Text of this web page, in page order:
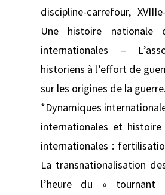
discipline-carrefour,
Une histoire nationale
internationales –
historiens à l’effort de
sur les origines de la guerre.
*Dynamiques
internationales et
internationales :
La transnationalisation
l’heure du «